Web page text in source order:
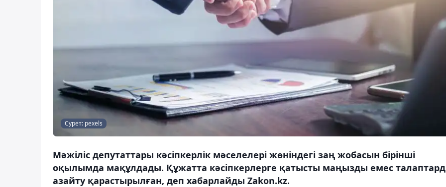
Сурет: pexels
Мәжіліс депутаттары кәсіпкерлік мәселелері жөніндегі заң жобасын бірінші
оқылымда мақұлдады. Құжатта кәсіпкерлерге қатысты маңызды емес
азайту қарастырылған, деп хабарлайды Zakon.kz.